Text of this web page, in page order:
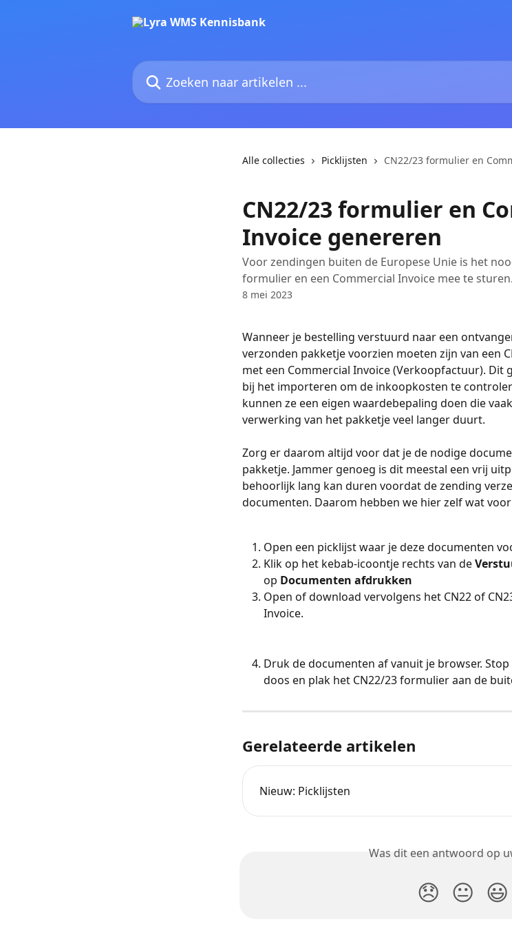
Zoeken naar artikelen ...
Alle collecties Picklijsten CN22/23 formulier en
CN22/23 formulier en
Invoice genereren
Voor zendingen buiten de Europese Unie is het
formulier en een Commercial Invoice mee te sturen.
8 mei 2023
Wanneer je bestelling verstuurd naar een
verzonden pakketje voorzien moeten zijn van een
met een Commercial Invoice (Verkoopfactuur). Dit
bij het importeren om de inkoopkosten te
kunnen ze een eigen waardebepaling doen die
verwerking van het pakketje veel langer duurt.
Zorg er daarom altijd voor dat je de nodige
pakketje. Jammer genoeg is dit meestal een vrij
behoorlijk lang kan duren voordat de zending
documenten. Daarom hebben we hier zelf wat
Open een picklijst waar je deze documenten
Klik op het kebab-icoontje rechts van de
op Documenten afdrukken
Open of download vervolgens het CN22 of
Invoice.
Druk de documenten af vanuit je browser.
doos en plak het CN22/23 formulier aan de
Gerelateerde artikelen
Nieuw: Picklijsten
Was dit een antwoord op
😞 😐 😃